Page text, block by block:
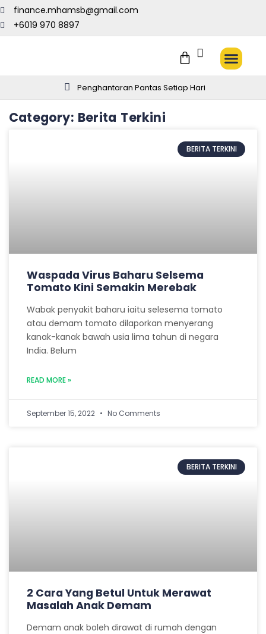
+6019 970 8897
finance.mhamsb@gmail.com
Penghantaran Pantas Setiap Hari
Category: Berita Terkini
BERITA TERKINI
Waspada Virus Baharu Selsema
Tomato Kini Semakin Merebak
Wabak penyakit baharu iaitu selesema tomato
atau demam tomato dilaporkan menyerang
kanak-kanak bawah usia lima tahun di negara
India. Belum
READ MORE »
September 15, 2022 No Comments
BERITA TERKINI
2 Cara Yang Betul Untuk Merawat
Masalah Anak Demam
Demam anak boleh dirawat di rumah dengan